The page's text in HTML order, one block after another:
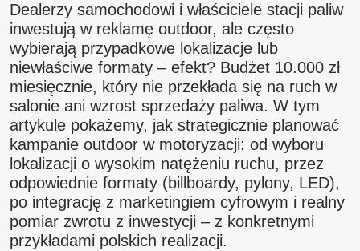
Dealerzy samochodowi i właściciele stacji paliw
inwestują w reklamę outdoor, ale często
wybierają przypadkowe lokalizacje lub
niewłaściwe formaty – efekt? Budżet 10.000 zł
miesięcznie, który nie przekłada się na ruch w
salonie ani wzrost sprzedaży paliwa. W tym
artykule pokażemy, jak strategicznie planować
kampanie outdoor w motoryzacji: od wyboru
lokalizacji o wysokim natężeniu ruchu, przez
odpowiednie formaty (billboardy, pylony, LED),
po integrację z marketingiem cyfrowym i realny
pomiar zwrotu z inwestycji – z konkretnymi
przykładami polskich realizacji.